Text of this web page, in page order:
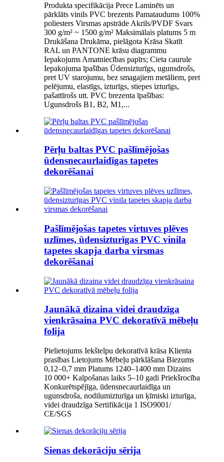
Produkta specifikācija Prece Laminēts un
pārklāts vinils PVC brezents Pamataudums 100%
poliesters Virsmas apstrāde Akrils/PVDF Svars
300 g/m² ~ 1500 g/m² Maksimālais platums 5 m
Drukāšana Drukāma, pielāgota Krāsa Skatīt
RAL un PANTONE krāsu diagrammu
Iepakojums Amatniecības papīrs; Cieta caurule
Iepakojuma īpašības Ūdensizturīgs, ugunsdrošs,
pret UV starojumu, bez smagajiem metāliem, pret
pelējumu, elastīgs, izturīgs, stiepes izturīgs,
pašattīrošs utt. PVC brezenta īpašības:
Ugunsdrošs B1, B2, M1,...
Pērļu baltas PVC pašlīmējošas
ūdensnecaurlaidīgas tapetes
dekorēšanai
Pašlīmējošas tapetes virtuves plēves
uzlīmes, ūdensizturīgas PVC vinila
tapetes skapja darba virsmas
dekorēšanai
Jaunākā dizaina videi draudzīga
vienkrāsaina PVC dekoratīvā mēbeļu
folija
Pielietojums Iekštelpu dekoratīvā krāsa Klienta
prasības Lietojums Mēbeļu pārklāšana Biezums
0,12–0,7 mm Platums 1240–1400 mm Dizains
10 000+ Kalpošanas laiks 5–10 gadi Priekšrocība
Konkurētspējīga, ūdensnecaurlaidīga un
ugunsdroša, nodilumizturīga un ķīmiski izturīga,
videi draudzīga Sertifikācija 1 ISO9001/
CE/SGS
Sienas dekorāciju sērija